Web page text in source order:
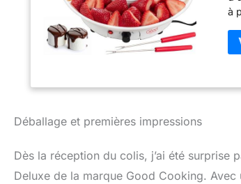
à
et
Déballage et premières impressions
Dès la réception du colis, j’ai été surprise
Deluxe de la marque Good Cooking.